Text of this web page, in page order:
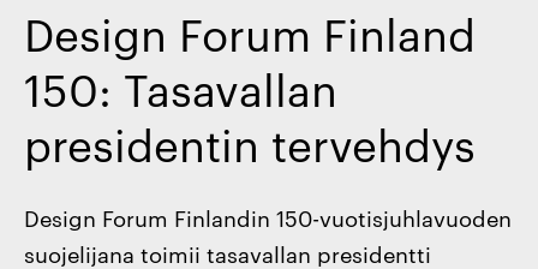
Design Forum Finland
150: Tasavallan
presidentin tervehdys
Design Forum Finlandin 150-vuotisjuhlavuoden
suojelijana toimii tasavallan presidentti